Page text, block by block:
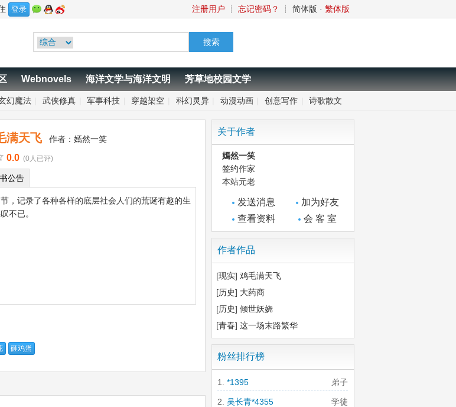
注册用户 ┊ 忘记密码？ ┊ 简体版 · 繁体版
Webnovels 海洋文学与海洋文明 芳草地校园文学
幻魔法 武侠修真 军事科技 穿越架空 科幻灵异 动漫动画 创意写作 诗歌散文
满天飞 作者：嫣然一笑
0.0 (0人已评)
公告
，记录了各种各样的底层社会人们的荒诞有趣的生
不已。
砸鸡蛋
关于作者
嫣然一笑
签约作家
本站元老
发送消息
加为好友
查看资料
会 客 室
作者作品
[现实] 鸡毛满天飞
[历史] 大药商
[历史] 倾世妖娆
[青春] 这一场末路繁华
粉丝排行榜
弟子
*1395
学徒
吴长青*4355